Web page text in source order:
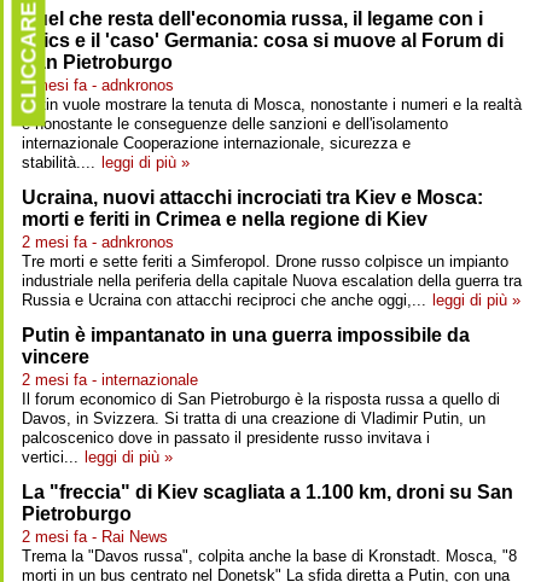
Quel che resta dell'economia russa, il legame con i
Brics e il 'caso' Germania: cosa si muove al Forum di
San Pietroburgo
2 mesi fa - adnkronos
Putin vuole mostrare la tenuta di Mosca, nonostante i numeri e la realtà
e nonostante le conseguenze delle sanzioni e dell'isolamento
internazionale Cooperazione internazionale, sicurezza e
stabilità.... leggi di più »
Ucraina, nuovi attacchi incrociati tra Kiev e Mosca:
morti e feriti in Crimea e nella regione di Kiev
2 mesi fa - adnkronos
Tre morti e sette feriti a Simferopol. Drone russo colpisce un impianto
industriale nella periferia della capitale Nuova escalation della guerra tra
Russia e Ucraina con attacchi reciproci che anche oggi,... leggi di più »
Putin è impantanato in una guerra impossibile da
vincere
2 mesi fa - internazionale
Il forum economico di San Pietroburgo è la risposta russa a quello di
Davos, in Svizzera. Si tratta di una creazione di Vladimir Putin, un
palcoscenico dove in passato il presidente russo invitava i
vertici... leggi di più »
La "freccia" di Kiev scagliata a 1.100 km, droni su San
Pietroburgo
2 mesi fa - Rai News
Trema la "Davos russa", colpita anche la base di Kronstadt. Mosca, "8
morti in un bus centrato nel Donetsk" La sfida diretta a Putin, con una
CLICCARE